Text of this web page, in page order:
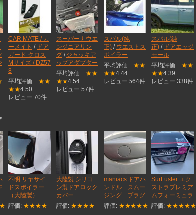
CAR MATE / カ
ーメイト / ドア
ガード クロス
Mサイズ / DZ57
8
平均評価 : ★★
★★4.50
レビュー:70件
スーパーナウエ
ンジニアリン
グ / ジャッキア
ップアダプター
平均評価 : ★★
★★4.54
レビュー:57件
スバル(純
正) / ウエストス
ポイラー
平均評価 : ★★
★★4.44
レビュー:564件
スバル(純
正) / ドアエッジ
モール
平均評価 : ★★
★★4.39
レビュー:338件
不明 リヤサイ
ドスポイラー
（大陸製）
評価: ★★★★
大陸製 シリコ
ン製ドアロック
カバー
評価: ★★★★
maniacs ドアハ
ンドル スムー
ジング プラグ
評価: ★★★★★
SurLuster エク
ストラプレミア
ムフォーミュラ
評価: ★★★★★